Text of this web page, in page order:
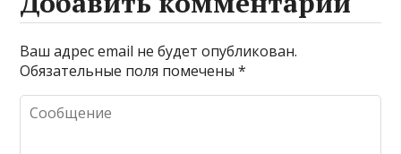
Ваш адрес email не будет опубликован.
Обязательные поля помечены*